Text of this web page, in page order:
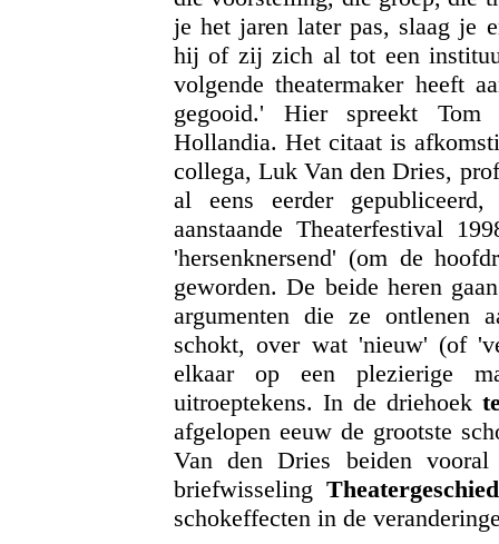
je het jaren later pas, slaag je
hij of zij zich al tot een
volgende theatermaker heeft
gegooid.' Hier spreekt Tom
Hollandia. Het citaat is
collega, Luk Van den Dries,
al eens eerder
aanstaande Theaterfestival
'hersenknersend' (om de
geworden. De beide heren
argumenten die ze ontlenen
schokt, over wat 'nieuw' (of
elkaar op een plezierige
uitroeptekens. In de driehoek
afgelopen eeuw de grootste
Van den Dries beiden
briefwisseling
schokeffecten in de